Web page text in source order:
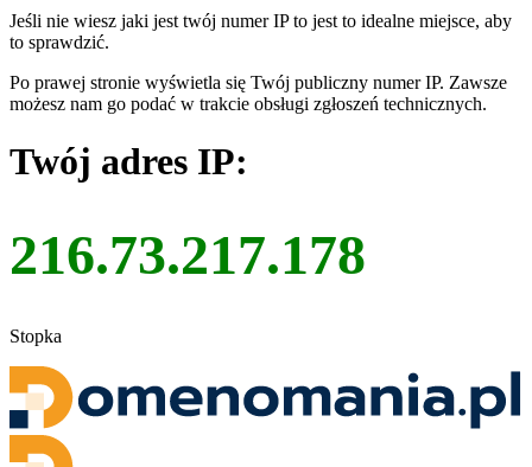
Jeśli nie wiesz jaki jest twój numer IP to jest to idealne miejsce, aby
to sprawdzić.
Po prawej stronie wyświetla się Twój publiczny numer IP. Zawsze
możesz nam go podać w trakcie obsługi zgłoszeń technicznych.
Twój adres IP:
216.73.217.178
Stopka